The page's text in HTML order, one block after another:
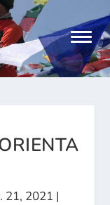
21, 2021 |